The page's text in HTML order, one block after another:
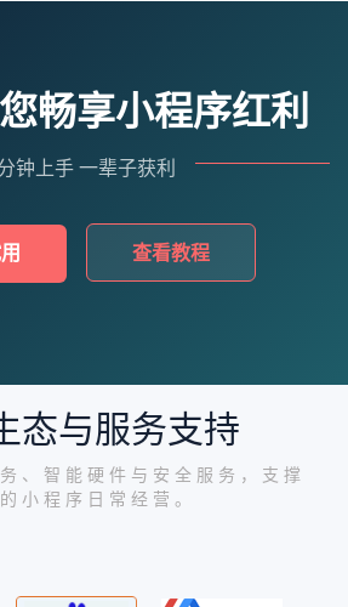
畅享小程序红利
钟上手 一辈子获利
查看教程
态与服务支持
、智能硬件与安全服务，支撑
小程序日常经营。